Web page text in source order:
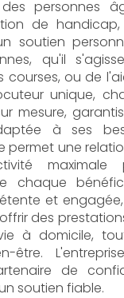
personnes
de handicap,
soutien
qu'il
courses, ou de
unique,
mesure,
à ses
permet une
maximale
chaque
et engagée,
des
à domicile,
être.
de
soutien fiable.